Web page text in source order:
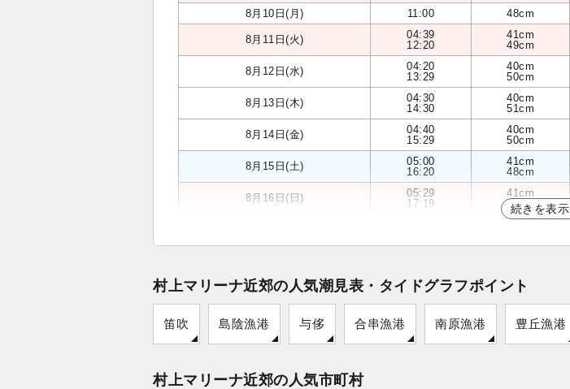
8月10日(月)
11:00 48cm
8月11日(火)
04:39
12:20
41cm
49cm
8月12日(水)
04:20
13:29
40cm
50cm
8月13日(木)
04:30
14:30
40cm
51cm
8月14日(金)
04:40
15:29
40cm
50cm
8月15日(土)
05:00
16:20
41cm
48cm
8月16日(日)
05:29
17:19
41cm
45cm
続きを表示
村上マリーナ近郊の人気潮見表・タイドグラフポイント
笛吹 島陰漁港 与侈 合串漁港 南原漁港 豊丘漁港
村上マリーナ近郊の人気市町村